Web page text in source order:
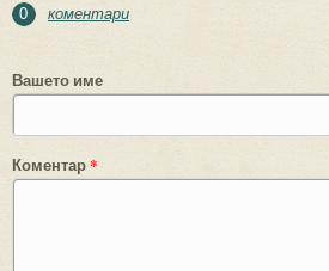
0 коментари
Вашето име
Коментар*